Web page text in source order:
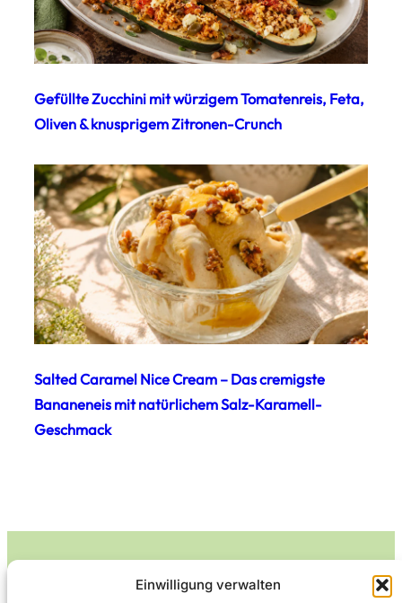
Einwilligung verwalten
Gefüllte Zucchini mit würzigem Tomatenreis, Feta,
Oliven & knusprigem Zitronen-Crunch
Salted Caramel Nice Cream – Das cremigste
Bananeneis mit natürlichem Salz-Karamell-
Geschmack
Leckerlife